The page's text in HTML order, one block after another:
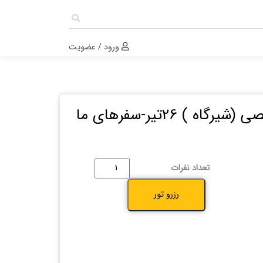
ورود / عضویت
26تیر-سفرهای ما
تعداد نفرات
کمپینگ
ماشین
(شیرگاه
رزرو تور